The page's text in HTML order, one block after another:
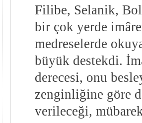
Filibe, Selanik,
bir çok yerde
medreselerde
büyük destekdi.
derecesi, onu
zenginliğine göre
verileceği,